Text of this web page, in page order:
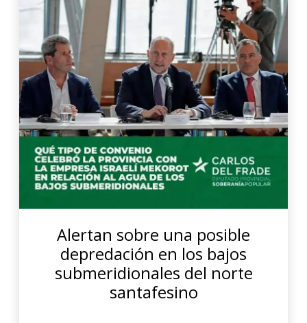
Alertan sobre una posible
depredación en los bajos
submeridionales del norte
santafesino